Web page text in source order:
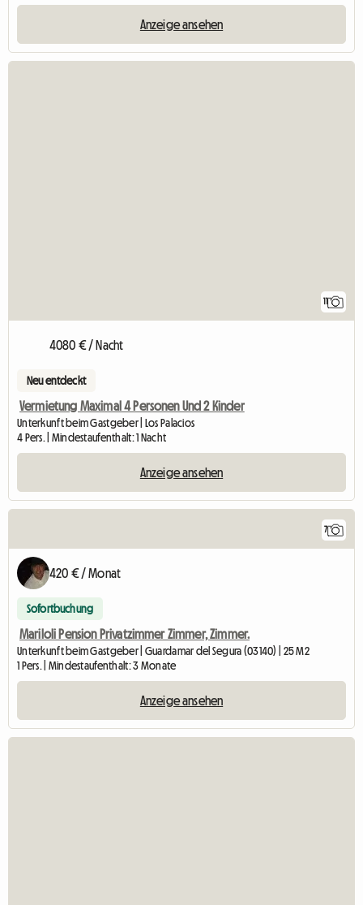
Anzeige ansehen
11
4080 € / Nacht
Neu entdeckt
Vermietung Maximal 4 Personen Und 2 Kinder
Unterkunft beim Gastgeber | Los Palacios
4 Pers. | Mindestaufenthalt: 1 Nacht
Anzeige ansehen
7
420 € / Monat
Sofortbuchung
Mariloli Pension Privatzimmer Zimmer, Zimmer.
Unterkunft beim Gastgeber | Guardamar del Segura (03140) | 25 M2
1 Pers. | Mindestaufenthalt: 3 Monate
Anzeige ansehen